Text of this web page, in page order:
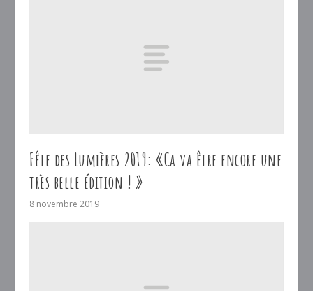
Fête des Lumières 2019: «Ca va être encore une
très belle édition ! »
8 novembre 2019